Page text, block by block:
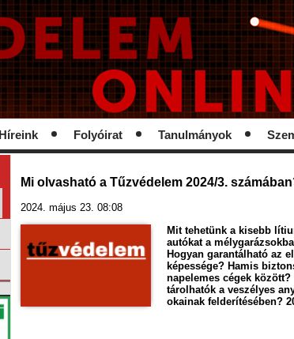
Híreink Folyóirat Tanulmányok
Mi olvasható a Tűzvédelem 2024/3.
2024. május 23. 08:08
Mit tehetünk a kisebb
autókat a
Hogyan garantálható az
képessége? Hamis
napelemes cégek
tárolhatók a veszélyes
okainak felderítésében?